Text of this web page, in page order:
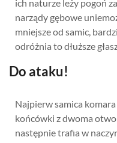
ich naturze leży pogoń
narządy gębowe
mniejsze od samic,
odróżnia to dłuższe
Do ataku!
Najpierw samica
końcówki z dwoma
następnie trafia w